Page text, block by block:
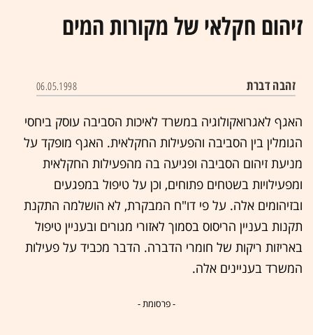
זיהום חקלאי של מקורות המים
זהבה דברת 06.05.1998
האגף לאגרואקולוגיה במשרד לאיכות הסביבה עוסק ביחסי
הגומלין בין הסביבה והפעילות החקלאית. האגף מופקד על
מניעת זיהום הסביבה ופגיעה בה מהפעילות החקלאית
ומפעילויות בשטחים פתוחים, וכן על טיפול במפגעים
ובזיהומים אלה. על פי דו"ח המבקרת, לא הושלמה התקנת
תקנות בעניין הריסוס בסמוך לאזורי מגורים ובעניין טיפול
באריזות ריקות של חומרי הדברה. הדבר מכביד על פעילות
המשרד בעניינים אלה.
- פרסומת -